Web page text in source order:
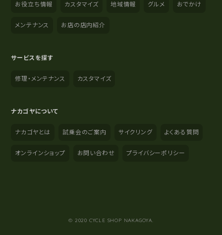
お役立ち情報 カスタマイズ 地域情報 グルメ おでかけ
メンテナンス お店の店内紹介
サービスを探す
修理・メンテナンス カスタマイズ
ナカゴヤについて
ナカゴヤとは 試乗会のご案内 サイクリング よくある質問
オンラインショップ お問い合わせ プライバシーポリシー
© 2020 CYCLE SHOP NAKAGOYA.